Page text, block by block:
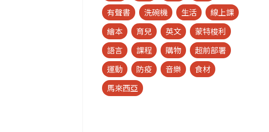
有聲書
洗碗機 生活
線上課
繪本
育兒 英文
蒙特梭利
語言
課程 購物
超前部署
運動
防疫 音樂
食材
馬來西亞